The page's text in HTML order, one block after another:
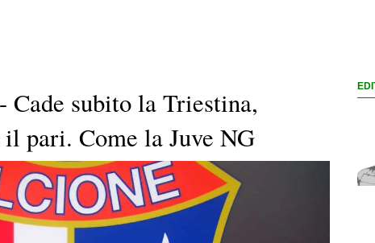
Cade subito la Triestina,
pari. Come la Juve NG